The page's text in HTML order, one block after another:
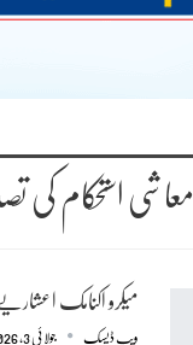
استحکام
میکرو اکنامک
ویب ڈیسک جولائی 3, 2026